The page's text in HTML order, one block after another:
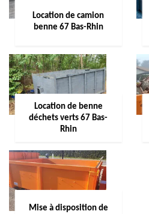
Location de camion
benne 67 Bas-Rhin
Location de benne
déchets verts 67 Bas-
Rhin
Mise à disposition de